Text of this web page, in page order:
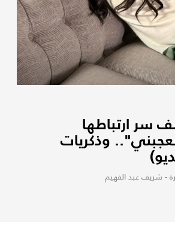
سر ارتباطها
بعجبني".. وذكريات
- شريف عبد الفهيم